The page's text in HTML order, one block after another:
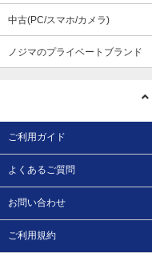
中古(PC/スマホ/カメラ)
ノジマのプライベートブランド
ご利用ガイド
よくあるご質問
お問い合わせ
ご利用規約